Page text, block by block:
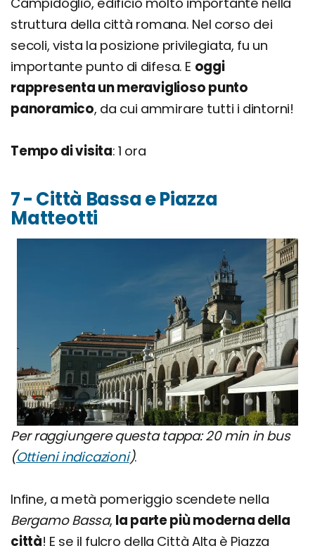
struttura della città romana. Nel corso dei
secoli, vista la posizione privilegiata, fu un
importante punto di difesa. E oggi
rappresenta un meraviglioso punto
panoramico, da cui ammirare tutti i dintorni!
Tempo di visita: 1 ora
7 - Città Bassa e Piazza
Matteotti
Per raggiungere questa tappa: 20 min in bus
(Ottieni indicazioni).
Infine, a metà pomeriggio scendete nella
Bergamo Bassa, la parte più moderna della
città! E se il fulcro della Città Alta è Piazza